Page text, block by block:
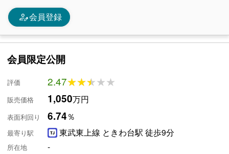
person_edit会員登録
会員限定公開
評価 2.47★★★★★
★★★★★
販売価格 1,050万円
表面利回り 6.74％
最寄り駅 東武東上線 ときわ台駅 徒歩9分
所在地 -